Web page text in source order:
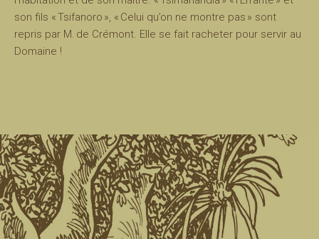
son fils « Tsifanoro », « Celui qu’on ne montre pas » sont
repris par M. de Crémont. Elle se fait racheter pour servir au
Domaine !